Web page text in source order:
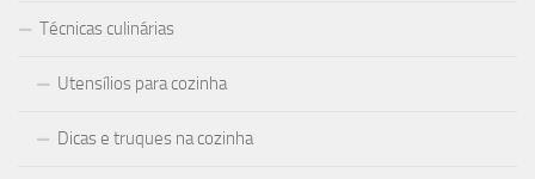
Técnicas culinárias
Utensílios para cozinha
Dicas e truques na cozinha